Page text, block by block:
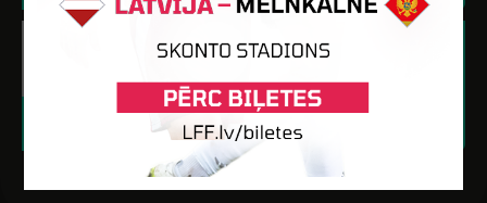
Armands Zahars
Dzimšanas datums: 15.06.2009.
Spēlētāja statuss: Amatieris (FSS)
1752 - 7